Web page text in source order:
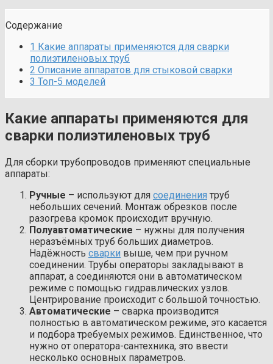
Содержание
1 Какие аппараты применяются для сварки
полиэтиленовых труб
2 Описание аппаратов для стыковой сварки
3 Топ-5 моделей
Какие аппараты применяются для
сварки полиэтиленовых труб
Для сборки трубопроводов применяют специальные
аппараты:
Ручные – используют для соединения труб
небольших сечений. Монтаж обрезков после
разогрева кромок происходит вручную.
Полуавтоматические – нужны для получения
неразъёмных труб больших диаметров.
Надёжность сварки выше, чем при ручном
соединении. Трубы операторы закладывают в
аппарат, а соединяются они в автоматическом
режиме с помощью гидравлических узлов.
Центрирование происходит с большой точностью.
Автоматические – сварка производится
полностью в автоматическом режиме, это касается
и подбора требуемых режимов. Единственное, что
нужно от оператора-сантехника, это ввести
несколько основных параметров.